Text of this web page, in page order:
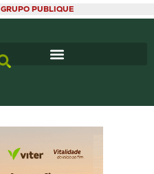
GRUPO PUBLIQUE